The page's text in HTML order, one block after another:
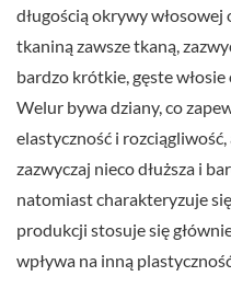
długością okrywy
tkaniną zawsze tkaną,
bardzo krótkie, gęste
Welur bywa dziany, co
elastyczność i
zazwyczaj nieco dłuższa i
natomiast charakteryzuje
produkcji stosuje się
wpływa na inną